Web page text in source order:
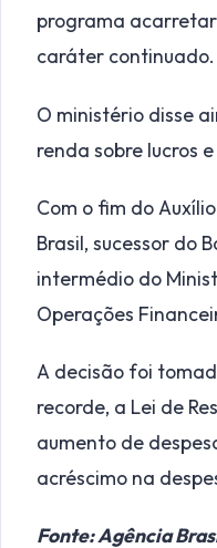
programa
caráter continuado.
O ministério disse
renda sobre lucros
Com o fim do
Brasil, sucessor do
intermédio do
Operações
A decisão foi
recorde, a Lei de
aumento de
acréscimo na
Fonte: Agência